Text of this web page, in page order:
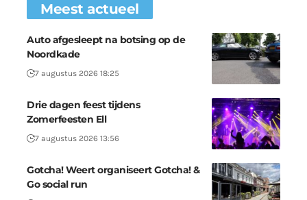
Meest actueel
Auto afgesleept na botsing op de
Noordkade
7 augustus 2026 18:25
Drie dagen feest tijdens
Zomerfeesten Ell
7 augustus 2026 13:56
Gotcha! Weert organiseert Gotcha! &
Go social run